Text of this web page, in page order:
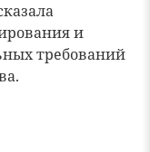
и
требований